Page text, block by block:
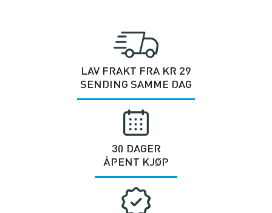
LAV FRAKT FRA KR 29
SENDING SAMME DAG
30 DAGER
ÅPENT KJØP